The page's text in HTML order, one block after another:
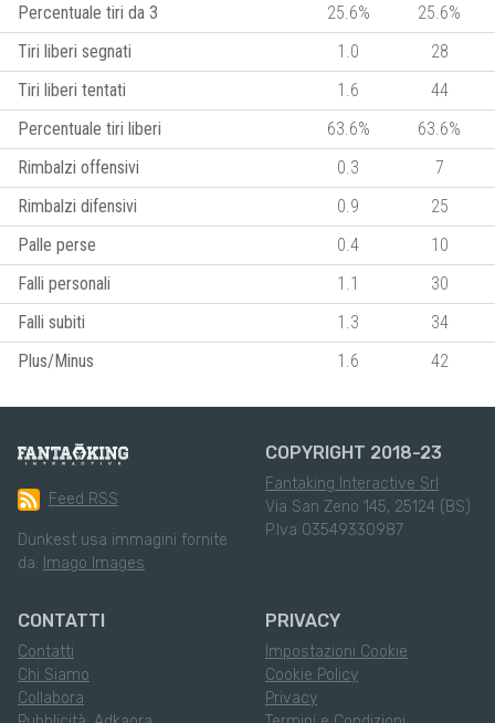
Percentuale tiri da 3
25.6%
25.6%
Tiri liberi segnati
1.0
28
Tiri liberi tentati
1.6
44
Percentuale tiri liberi
63.6%
63.6%
Rimbalzi offensivi
0.3
7
Rimbalzi difensivi
0.9
25
Palle perse
0.4
10
Falli personali
1.1
30
Falli subiti
1.3
34
Plus/Minus
1.6 42
Feed RSS
Dunkest usa immagini fornite
da: Imago Images
COPYRIGHT 2018-23
Fantaking Interactive Srl
Via San Zeno 145, 25124 (BS)
P.Iva 03549330987
CONTATTI
Contatti
Chi Siamo
Collabora
PRIVACY
Impostazioni Cookie
Cookie Policy
Privacy